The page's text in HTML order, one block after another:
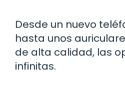
Desde un nuevo
hasta unos
de alta calidad, las
infinitas.